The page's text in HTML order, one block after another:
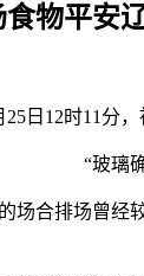
物平安
日12时11分，
“玻璃确
合排场曾经较